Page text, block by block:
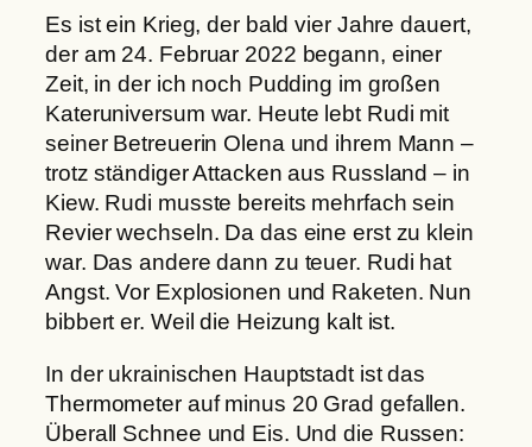
Es ist ein Krieg, der bald vier Jahre dauert,
der am 24. Februar 2022 begann, einer
Zeit, in der ich noch Pudding im großen
Kateruniversum war. Heute lebt Rudi mit
seiner Betreuerin Olena und ihrem Mann –
trotz ständiger Attacken aus Russland – in
Kiew. Rudi musste bereits mehrfach sein
Revier wechseln. Da das eine erst zu klein
war. Das andere dann zu teuer. Rudi hat
Angst. Vor Explosionen und Raketen. Nun
bibbert er. Weil die Heizung kalt ist.
In der ukrainischen Hauptstadt ist das
Thermometer auf minus 20 Grad gefallen.
Überall Schnee und Eis. Und die Russen: